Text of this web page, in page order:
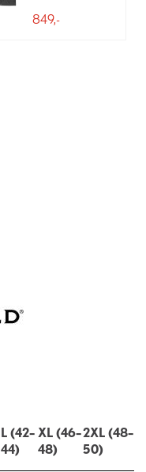
849,-
L (42–
44)
XL (46–
48)
2XL (48–
50)